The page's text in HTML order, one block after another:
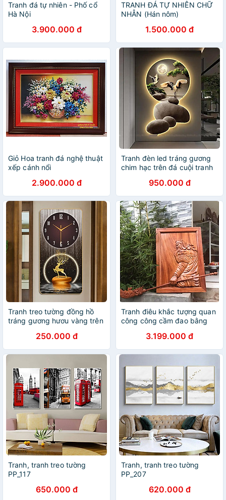
Tranh đá tự nhiên - Phố cổ
Hà Nội
3.900.000 đ
TRANH ĐÁ TỰ NHIÊN CHỮ
NHẪN (Hán nôm)
1.500.000 đ
Giỏ Hoa tranh đá nghệ thuật
xếp cánh nổi
2.900.000 đ
Tranh đèn led tráng gương
chim hạc trên đá cuội tranh
kèm đinh treo950.000 đ
Tranh treo tường đồng hồ
tráng gương hươu vàng trên
250.000 đ
Tranh điêu khắc tượng quan
công công cầm đao bằng
3.199.000 đ
Tranh, tranh treo tường
PP_117
650.000 đ
Tranh, tranh treo tường
PP_207
620.000 đ